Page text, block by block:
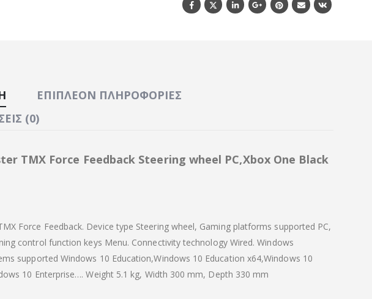
ΕΠΙΠΛΈΟΝ ΠΛΗΡΟΦΟΡΊΕΣ
(0)
TMX Force Feedback Steering wheel PC,Xbox One Black
Force Feedback. Device type Steering wheel, Gaming platforms supported PC,
control function keys Menu. Connectivity technology Wired. Windows
supported Windows 10 Education,Windows 10 Education x64,Windows 10
10 Enterprise…. Weight 5.1 kg, Width 300 mm, Depth 330 mm